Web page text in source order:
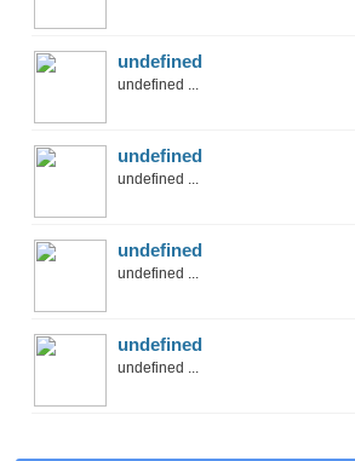
undefined
undefined ...
undefined
undefined ...
undefined
undefined ...
undefined
undefined ...